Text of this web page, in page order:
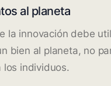
al planeta
la innovación debe
bien al planeta, no
los individuos.